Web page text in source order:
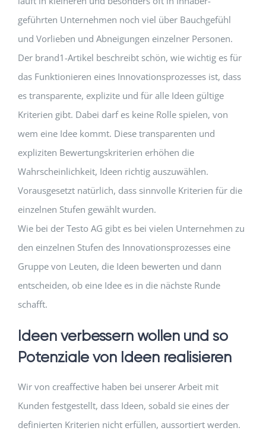
geführten Unternehmen noch viel über Bauchgefühl
und Vorlieben und Abneigungen einzelner Personen.
Der brand1-Artikel beschreibt schön, wie wichtig es für
das Funktionieren eines Innovationsprozesses ist, dass
es transparente, explizite und für alle Ideen gültige
Kriterien gibt. Dabei darf es keine Rolle spielen, von
wem eine Idee kommt. Diese transparenten und
expliziten Bewertungskriterien erhöhen die
Wahrscheinlichkeit, Ideen richtig auszuwählen.
Vorausgesetzt natürlich, dass sinnvolle Kriterien für die
einzelnen Stufen gewählt wurden.
Wie bei der Testo AG gibt es bei vielen Unternehmen zu
den einzelnen Stufen des Innovationsprozesses eine
Gruppe von Leuten, die Ideen bewerten und dann
entscheiden, ob eine Idee es in die nächste Runde
schafft.
Ideen verbessern wollen und so
Potenziale von Ideen realisieren
Wir von creaffective haben bei unserer Arbeit mit
Kunden festgestellt, dass Ideen, sobald sie eines der
definierten Kriterien nicht erfüllen, aussortiert werden.